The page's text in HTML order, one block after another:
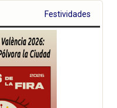
Festividades